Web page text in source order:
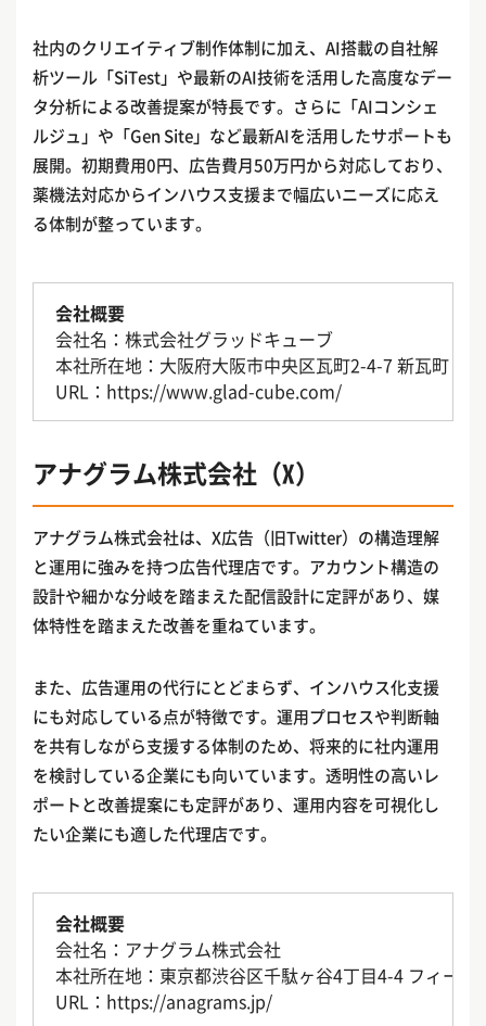
社内のクリエイティブ制作体制に加え、AI搭載の自社解
析ツール「SiTest」や最新のAI技術を活用した高度なデー
タ分析による改善提案が特長です。さらに「AIコンシェ
ルジュ」や「Gen Site」など最新AIを活用したサポートも
展開。初期費用0円、広告費月50万円から対応しており、
薬機法対応からインハウス支援まで幅広いニーズに応え
る体制が整っています。
会社概要
会社名：株式会社グラッドキューブ
本社所在地：大阪府大阪市中央区瓦町2-4-7 新瓦町ビ
URL：https://www.glad-cube.com/
アナグラム株式会社（X）
アナグラム株式会社は、X広告（旧Twitter）の構造理解
と運用に強みを持つ広告代理店です。アカウント構造の
設計や細かな分岐を踏まえた配信設計に定評があり、媒
体特性を踏まえた改善を重ねています。
また、広告運用の代行にとどまらず、インハウス化支援
にも対応している点が特徴です。運用プロセスや判断軸
を共有しながら支援する体制のため、将来的に社内運用
を検討している企業にも向いています。透明性の高いレ
ポートと改善提案にも定評があり、運用内容を可視化し
たい企業にも適した代理店です。
会社概要
会社名：アナグラム株式会社
本社所在地：東京都渋谷区千駄ヶ谷4丁目4-4 フィール
URL：https://anagrams.jp/